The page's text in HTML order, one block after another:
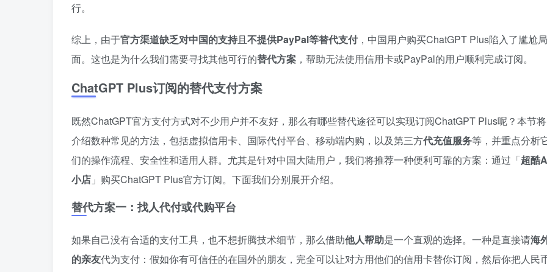
行。
综上，由于官方渠道缺乏对中国的支持且不提供PayPal等替代支付，中国用户购买ChatGPT Plus陷入了尴尬局
面。这也是为什么我们需要寻找其他可行的替代方案 ，帮助无法使用信用卡或PayPal的用户顺利完成订阅。
ChatGPT Plus订阅的替代支付方案
既然ChatGPT官方支付方式对不少用户并不友好，那么有哪些替代途径可以实现订阅ChatGPT Plus呢？本节将
介绍数种常见的方法，包括虚拟信用卡、国际代付平台、移动端内购，以及第三方代充值服务等，并重点分析
们的操作流程、安全性和适用人群。尤其是针对中国大陆用户，我们将推荐一种便利可靠的方案：通过「超酷
小店 」购买ChatGPT Plus官方订阅。下面我们分别展开介绍。
替代方案一：找人代付或代购平台
如果自己没有合适的支付工具，也不想折腾技术细节，那么借助他人帮助是一个直观的选择。一种是直接请海
的亲友代为支付：假如你有可信任的在国外的朋友，完全可以让对方用他们的信用卡替你订阅，然后你把人民